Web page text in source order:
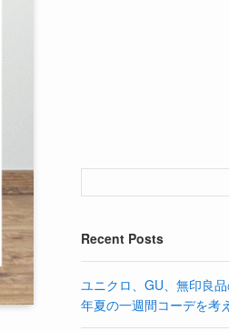
Recent Posts
ユニクロ、GU、無印良
年夏の一週間コーデを考